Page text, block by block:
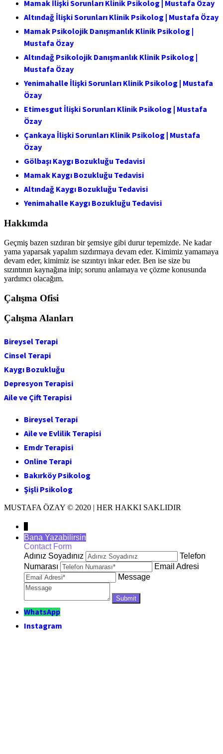
Mamak İlişki Sorunları Klinik Psikolog | Mustafa Özay
Altındağ İlişki Sorunları Klinik Psikolog | Mustafa Özay
Mamak Psikolojik Danışmanlık Klinik Psikolog |
Mustafa Özay
Altındağ Psikolojik Danışmanlık Klinik Psikolog |
Mustafa Özay
Yenimahalle İlişki Sorunları Klinik Psikolog | Mustafa
Özay
Etimesgut İlişki Sorunları Klinik Psikolog | Mustafa
Özay
Çankaya İlişki Sorunları Klinik Psikolog | Mustafa
Özay
Gölbaşı Kaygı Bozukluğu Tedavisi
Mamak Kaygı Bozukluğu Tedavisi
Altındağ Kaygı Bozukluğu Tedavisi
Yenimahalle Kaygı Bozukluğu Tedavisi
Hakkımda
Geçmiş bazen sızdıran bir şemsiye gibi durur tepemizde. Ne kadar
yama yaparsak yapalım sızdırmaya devam eder. Kimimiz yamamaya
devam eder, kimimiz ise sızıntıyı inkar eder. Ben ise size bu
sızıntının kaynağına inip; sorunu anlamaya ve çözme konusunda
yardımcı olacağım.
Çalışma Ofisi
Çalışma Alanları
Bireysel Terapi
Cinsel Terapi
Kaygı Bozukluğu
Depresyon Terapisi
Aile ve Çift Terapisi
Bireysel Terapi
Aile ve Evlilik Terapisi
Emdr Terapisi
Online Terapi
Bakırköy Psikolog
Şişli Psikolog
MUSTAFA ÖZAY © 2020 | HER HAKKI SAKLIDIR
Bana Yazabilirsin
Contact Form
Adınız Soyadınız
Telefon
Numarası
Email Adresi
Message
WhatsApp
Instagram